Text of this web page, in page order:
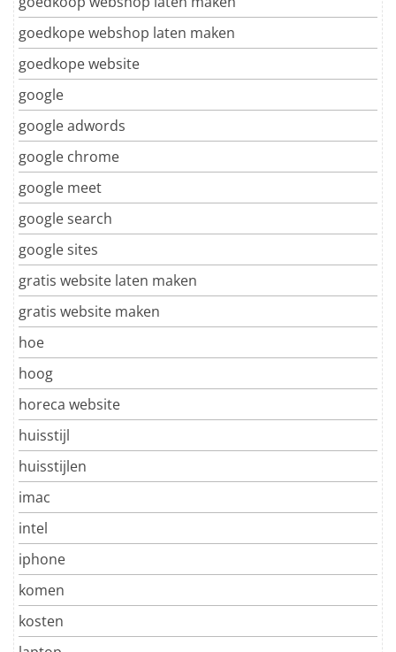
goedkope webshop laten maken
goedkope website
google
google adwords
google chrome
google meet
google search
google sites
gratis website laten maken
gratis website maken
hoe
hoog
horeca website
huisstijl
huisstijlen
imac
intel
iphone
komen
kosten